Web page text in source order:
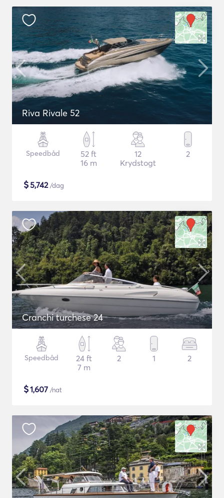
Riva Rivale 52
Speedbåd
52 ft
16 m
12
Krydstogt
2
$5,742/dag
Cranchi turchese 24
Speedbåd
24 ft
7 m
2 1 2
$1,607 /nat